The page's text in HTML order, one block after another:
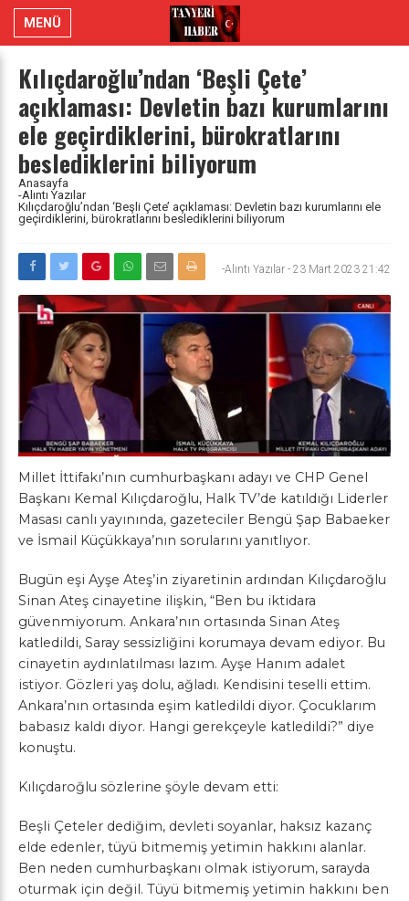
MENÜ
Kılıçdaroğlu’ndan ‘Beşli Çete’
açıklaması: Devletin bazı kurumlarını
ele geçirdiklerini, bürokratlarını
beslediklerini biliyorum
Anasayfa
-Alıntı Yazılar
Kılıçdaroğlu’ndan ‘Beşli Çete’ açıklaması: Devletin bazı kurumlarını ele
geçirdiklerini, bürokratlarını beslediklerini biliyorum
-Alıntı Yazılar - 23 Mart 2023 21:42
Millet İttifakı’nın cumhurbaşkanı adayı ve CHP Genel
Başkanı Kemal Kılıçdaroğlu, Halk TV’de katıldığı Liderler
Masası canlı yayınında, gazeteciler Bengü Şap Babaeker
ve İsmail Küçükkaya’nın sorularını yanıtlıyor.
Bugün eşi Ayşe Ateş’in ziyaretinin ardından Kılıçdaroğlu
Sinan Ateş cinayetine ilişkin, “Ben bu iktidara
güvenmiyorum. Ankara’nın ortasında Sinan Ateş
katledildi, Saray sessizliğini korumaya devam ediyor. Bu
cinayetin aydınlatılması lazım. Ayşe Hanım adalet
istiyor. Gözleri yaş dolu, ağladı. Kendisini teselli ettim.
Ankara’nın ortasında eşim katledildi diyor. Çocuklarım
babasız kaldı diyor. Hangi gerekçeyle katledildi?” diye
konuştu.
Kılıçdaroğlu sözlerine şöyle devam etti:
Beşli Çeteler dediğim, devleti soyanlar, haksız kazanç
elde edenler, tüyü bitmemiş yetimin hakkını alanlar.
Ben neden cumhurbaşkanı olmak istiyorum, sarayda
oturmak için değil. Tüyü bitmemiş yetimin hakkını ben